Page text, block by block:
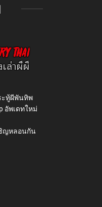
ะทู้ผีพันทิพ
อัพเดทใหม่
ญหลอนกัน